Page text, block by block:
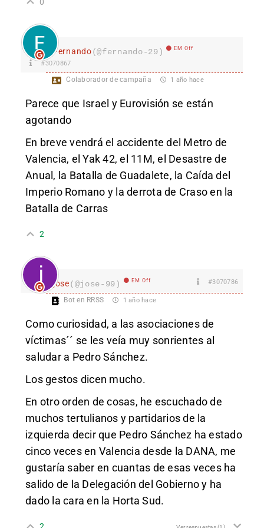
Fernando(@fernando-29) EM Off
#3070867
Colaborador de campaña 1 año hace
Parece que Israel y Eurovisión se están
agotando
En breve vendrá el accidente del Metro de
Valencia, el Yak 42, el 11M, el Desastre de
Anual, la Batalla de Guadalete, la Caída del
Imperio Romano y la derrota de Craso en la
Batalla de Carras
2
jose(@jose-99) EM Off #3070786
Bot en RRSS 1 año hace
Como curiosidad, a las asociaciones de
víctimas´´ se les veía muy sonrientes al
saludar a Pedro Sánchez.
Los gestos dicen mucho.
En otro orden de cosas, he escuchado de
muchos tertulianos y partidarios de la
izquierda decir que Pedro Sánchez ha estado
cinco veces en Valencia desde la DANA, me
gustaría saber en cuantas de esas veces ha
salido de la Delegación del Gobierno y ha
dado la cara en la Horta Sud.
2